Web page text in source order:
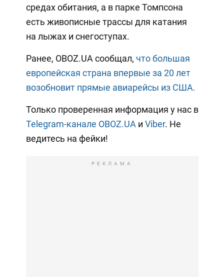
средах обитания, а в парке Томпсона
есть живописные трассы для катания
на лыжах и снегоступах.
Ранее, OBOZ.UA сообщал, что большая
европейская страна впервые за 20 лет
возобновит прямые авиарейсы из США.
Только проверенная информация у нас в
Telegram-канале OBOZ.UA и Viber. Не
ведитесь на фейки!
РЕКЛАМА